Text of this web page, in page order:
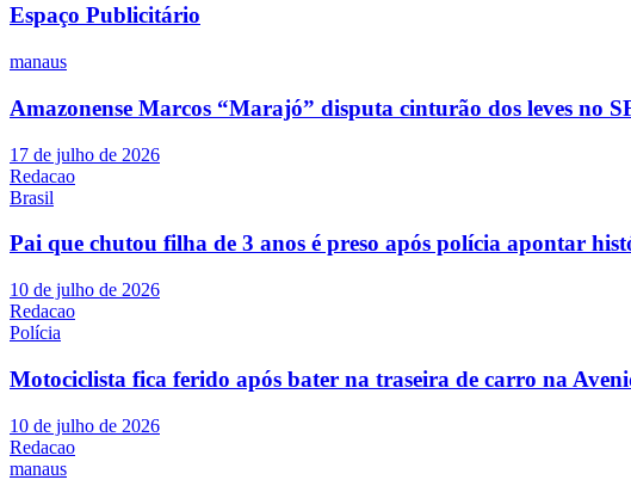
Espaço Publicitário
manaus
Amazonense Marcos “Marajó” disputa cinturão dos leves no
17 de julho de 2026
Redacao
Brasil
Pai que chutou filha de 3 anos é preso após polícia apontar
10 de julho de 2026
Redacao
Polícia
Motociclista fica ferido após bater na traseira de carro na
10 de julho de 2026
Redacao
manaus